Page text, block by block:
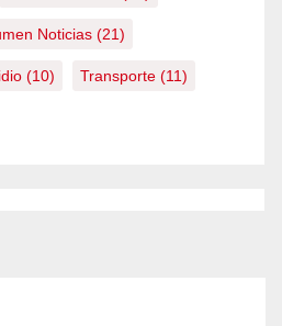
Noticias (21)
(10) Transporte (11)